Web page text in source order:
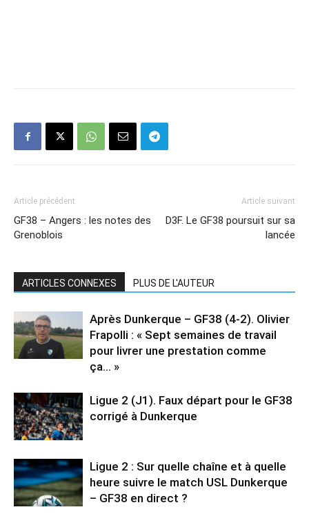
Article précédent
GF38 – Angers : les notes des
Grenoblois
Article suivant
D3F. Le GF38 poursuit sur sa
lancée
ARTICLES CONNEXES PLUS DE L'AUTEUR
Après Dunkerque – GF38 (4-2). Olivier
Frapolli : « Sept semaines de travail
pour livrer une prestation comme
ça… »
Ligue 2 (J1). Faux départ pour le GF38
corrigé à Dunkerque
Ligue 2 : Sur quelle chaîne et à quelle
heure suivre le match USL Dunkerque
– GF38 en direct ?